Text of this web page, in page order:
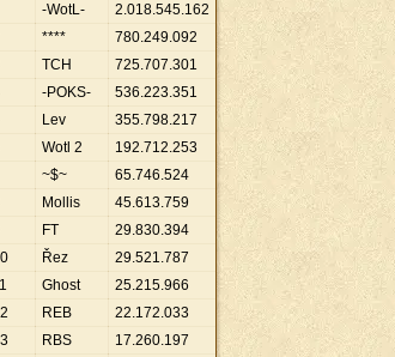
-WotL- 2.018.545.162
**** 780.249.092
TCH 725.707.301
-POKS- 536.223.351
Lev 355.798.217
Wotl 2 192.712.253
~$~ 65.746.524
Mollis 45.613.759
FT 29.830.394
Řez 29.521.787
Ghost 25.215.966
REB 22.172.033
RBS 17.260.197